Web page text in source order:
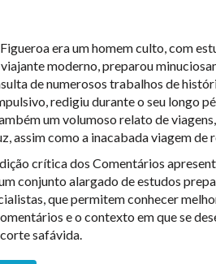
era um homem culto, com
moderno, preparou
de numerosos trabalhos de
redigiu durante o seu longo
um volumoso relato de
assim como a inacabada viagem de
crítica dos Comentários
conjunto alargado de estudos
que permitem conhecer
e o contexto em que se
safávida.